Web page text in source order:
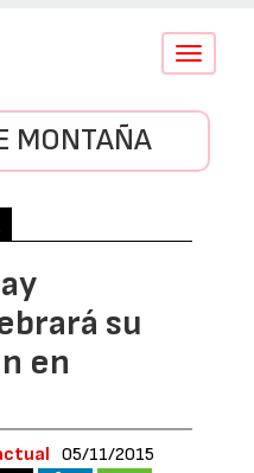
Conmutar
MONTAÑA
su
en
05/11/2015